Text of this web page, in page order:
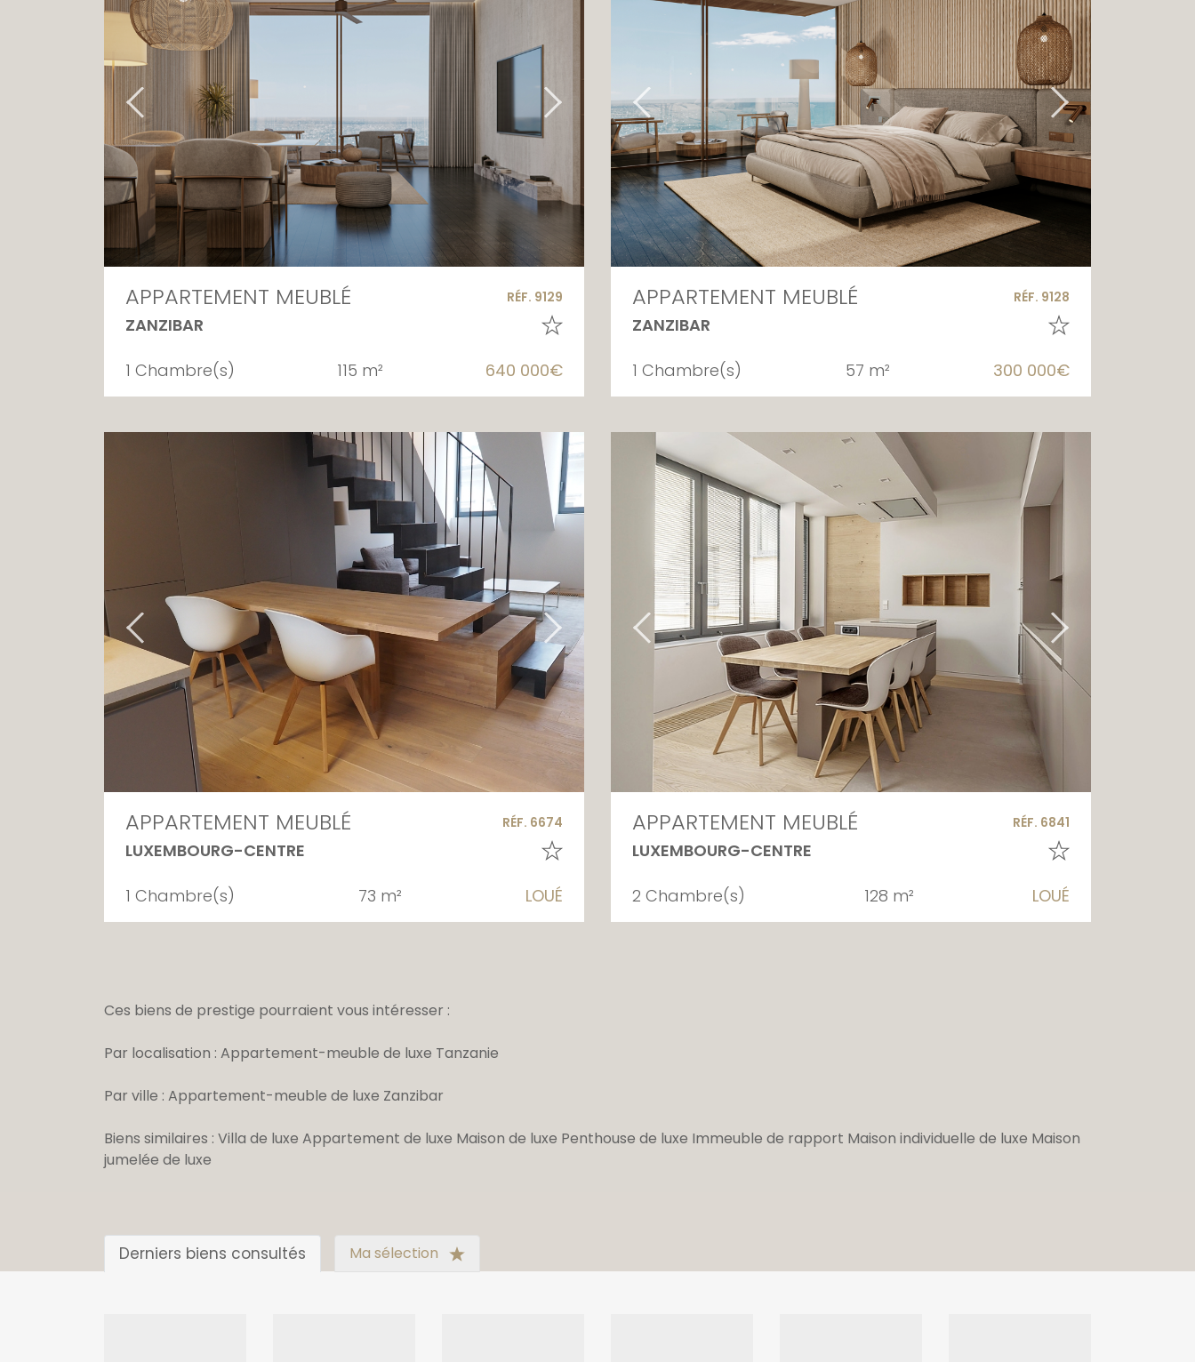
APPARTEMENT MEUBLÉ RÉF. 9129
ZANZIBAR
1 Chambre(s) 115 m² 640 000€
APPARTEMENT MEUBLÉ RÉF. 9128
ZANZIBAR
1 Chambre(s) 57 m² 300 000€
APPARTEMENT MEUBLÉ RÉF. 6674
LUXEMBOURG-CENTRE
1 Chambre(s) 73 m² LOUÉ
APPARTEMENT MEUBLÉ RÉF. 6841
LUXEMBOURG-CENTRE
2 Chambre(s) 128 m² LOUÉ
Ces biens de prestige pourraient vous intéresser :
Par localisation : Appartement-meuble de luxe Tanzanie
Par ville : Appartement-meuble de luxe Zanzibar
Biens similaires : Villa de luxe Appartement de luxe Maison de luxe Penthouse de luxe Immeuble de rapport Maison individuelle de luxe Maison
jumelée de luxe
Derniers biens consultés Ma sélection